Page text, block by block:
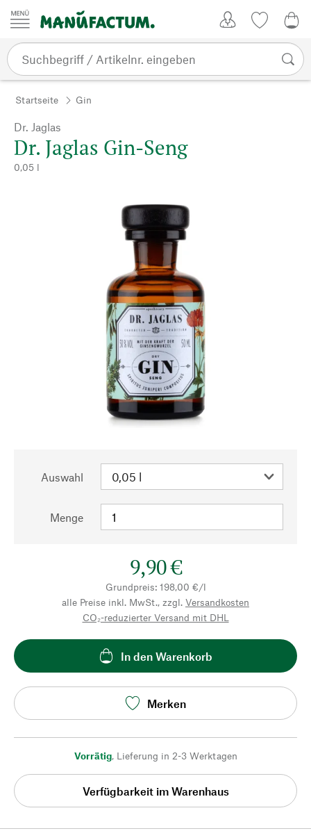
Zum Inhalt springen
Startseite Gin
Dr. Jaglas
Dr. Jaglas Gin-Seng
0,05 l
Auswahl
Menge
9,90 €
Grundpreis: 198,00 €/l
alle Preise inkl. MwSt., zzgl. Versandkosten
CO₂-reduzierter Versand mit DHL
In den Warenkorb
Merken
Vorrätig, Lieferung in 2-3 Werktagen
Verfügbarkeit im Warenhaus